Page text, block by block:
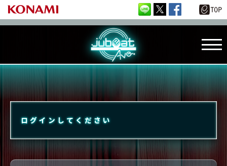
ログインしてください